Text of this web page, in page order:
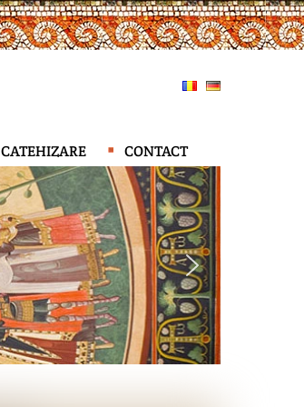
CATEHIZARE CONTACT